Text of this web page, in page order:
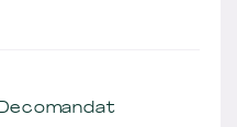
Decomandat